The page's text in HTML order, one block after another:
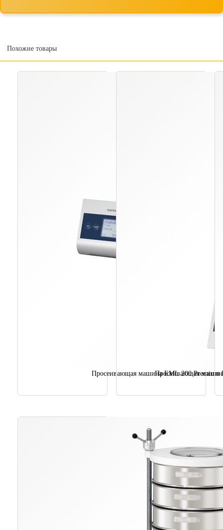
Похожие товары
Просеивающая машина EML 200 Premium
Просеивающая